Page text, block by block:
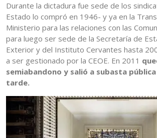
Durante la dictadura fue sede de los
Estado lo compró en 1946- y ya en la
Ministerio para las relaciones con las
para luego ser sede de la Secretaría de
Exterior y del Instituto Cervantes hasta
a ser gestionado por la CEOE. En 2011
semiabandono y salió a subasta
tarde.